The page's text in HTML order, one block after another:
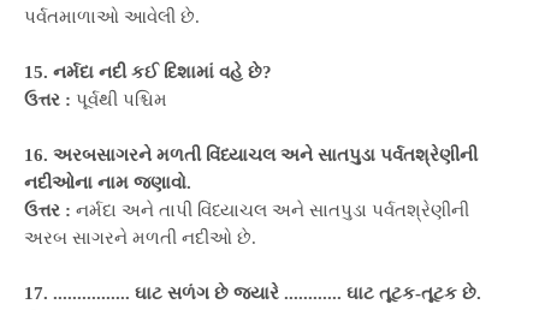
પર્વતમાળાઓ આવેલી છે.
15. નર્મદા નદી કઈ દિશામાં વહે છે?
ઉત્તર : પૂર્વથી પશ્ચિમ
16. અરબસાગરને મળતી વિંધ્યાચલ અને સાતપુડા પર્વતશ્રેણીની
નદીઓના નામ જણાવો.
ઉત્તર : નર્મદા અને તાપી વિંધ્યાચલ અને સાતપુડા પર્વતશ્રેણીની
અરબ સાગરને મળતી નદીઓ છે.
17. ................ ઘાટ સળંગ છે જ્યારે ............ ઘાટ તૂટક-તૂટક છે.